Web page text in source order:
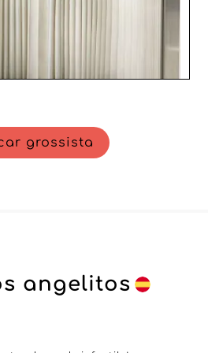
grossista
angelitos